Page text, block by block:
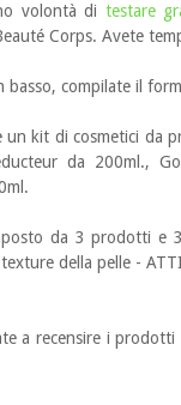
volontà di testare
Corps. Avete
basso, compilate il
kit di cosmetici da
da 200ml.,
da 3 prodotti e
della pelle -
a recensire i